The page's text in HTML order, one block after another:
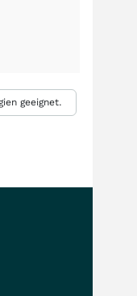
geeignet.